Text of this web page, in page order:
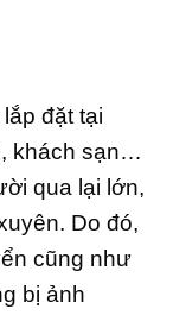
đặt tại
khách sạn…
qua lại lớn,
Do đó,
cũng như
bị ảnh